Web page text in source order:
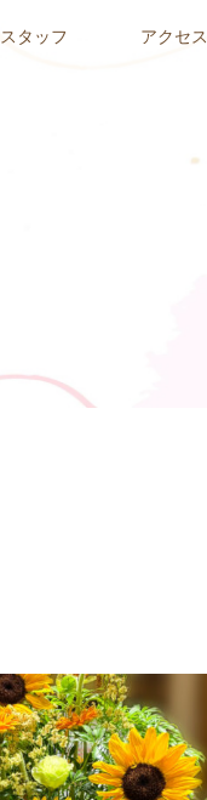
スタッフ アクセス